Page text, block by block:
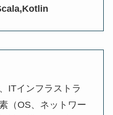
ITインフラストラ
（OS、ネットワー